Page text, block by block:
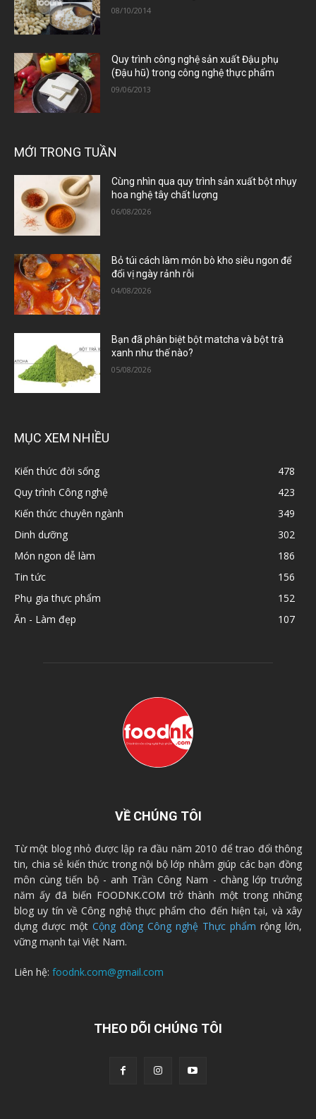
08/10/2014
Quy trình công nghệ sản xuất Đậu phụ
(Đậu hũ) trong công nghệ thực phẩm
09/06/2013
MỚI TRONG TUẦN
Cùng nhìn qua quy trình sản xuất bột nhụy
hoa nghệ tây chất lượng
06/08/2026
Bỏ túi cách làm món bò kho siêu ngon để
đổi vị ngày rảnh rỗi
04/08/2026
Bạn đã phân biệt bột matcha và bột trà
xanh như thế nào?
05/08/2026
MỤC XEM NHIỀU
Kiến thức đời sống
478
Quy trình Công nghệ
423
Kiến thức chuyên ngành
349
Dinh dưỡng
302
Món ngon dễ làm
186
Tin tức
156
Phụ gia thực phẩm
152
Ăn - Làm đẹp
107
VỀ CHÚNG TÔI
Từ một blog nhỏ được lập ra đầu năm 2010 để trao đổi thông
tin, chia sẻ kiến thức trong nội bộ lớp nhằm giúp các bạn đồng
môn cùng tiến bộ - anh Trần Công Nam - chàng lớp trưởng
năm ấy đã biến FOODNK.COM trở thành một trong những
blog uy tín về Công nghệ thực phẩm cho đến hiện tại, và xây
dựng được một Cộng đồng Công nghệ Thực phẩm rộng lớn,
vững mạnh tại Việt Nam.
Liên hệ: foodnk.com@gmail.com
THEO DÕI CHÚNG TÔI